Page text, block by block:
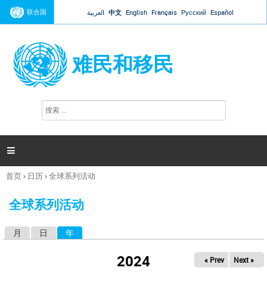
Jump to navigation
联合国 العربية 中文 English Français Русский Español
难民和移民
搜
索

你
这
首页› 日历›全球系列活动
全球系列活动
月 日 年
2024 « Prev Next »